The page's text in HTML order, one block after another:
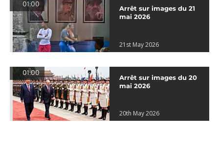
01:00
Arrêt sur images du 21
mai 2026
21st May 2026
01:00
Arrêt sur images du 20
mai 2026
20th May 2026